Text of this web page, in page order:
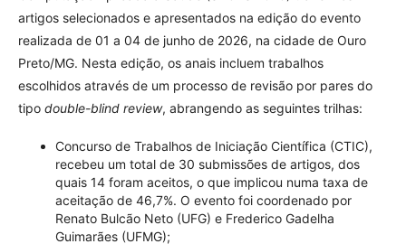
artigos selecionados e apresentados na edição do evento
realizada de 01 a 04 de junho de 2026, na cidade de Ouro
Preto/MG. Nesta edição, os anais incluem trabalhos
escolhidos através de um processo de revisão por pares do
tipo double-blind review, abrangendo as seguintes trilhas:
Concurso de Trabalhos de Iniciação Científica (CTIC),
recebeu um total de 30 submissões de artigos, dos
quais 14 foram aceitos, o que implicou numa taxa de
aceitação de 46,7%. O evento foi coordenado por
Renato Bulcão Neto (UFG) e Frederico Gadelha
Guimarães (UFMG);